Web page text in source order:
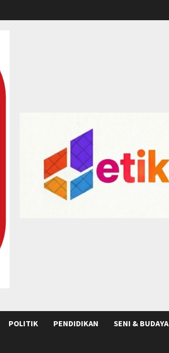
POLITIK PENDIDIKAN SENI & BUDAYA